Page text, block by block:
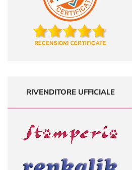
RIVENDITORE UFFICIALE